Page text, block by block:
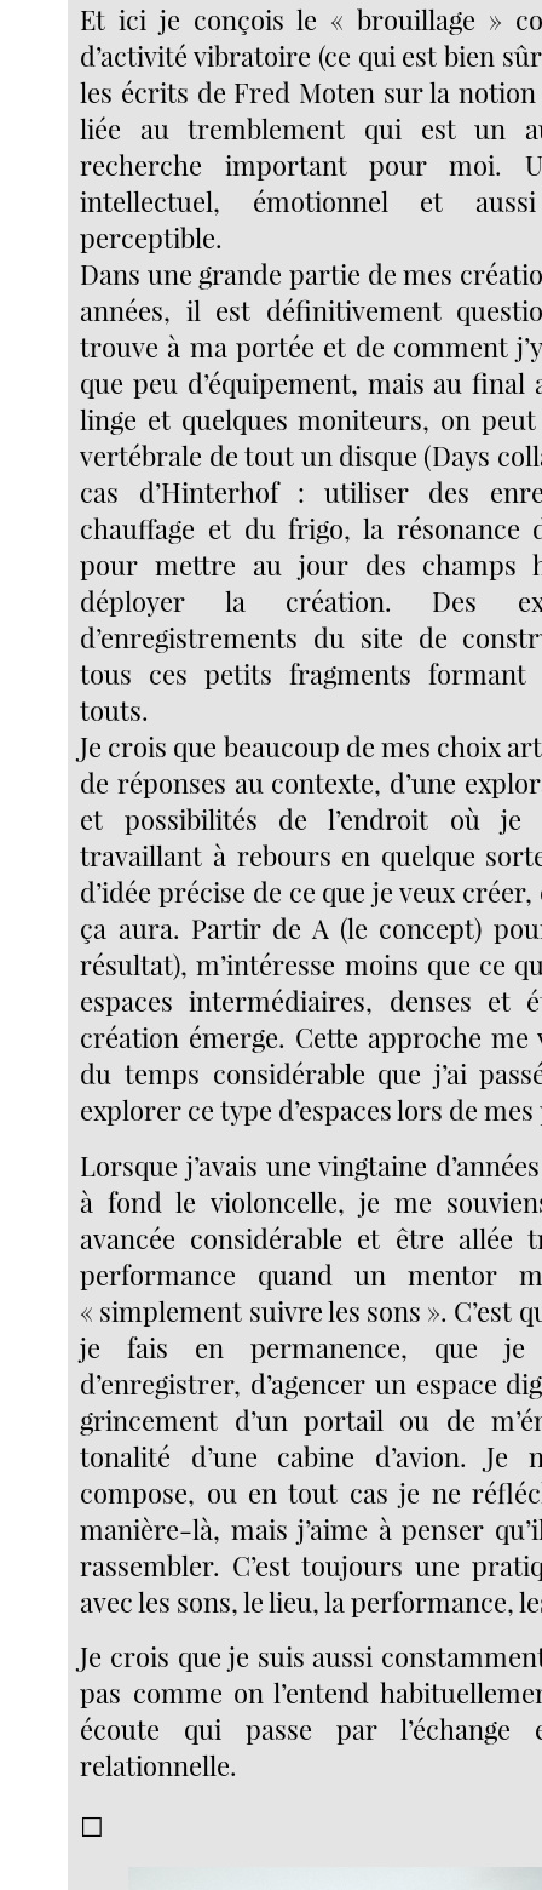
Et ici je conçois le « brouillage »
d’activité vibratoire (ce qui est bien
les écrits de Fred Moten sur la
liée au tremblement qui est un
recherche important pour moi.
intellectuel, émotionnel et aussi
perceptible.
Dans une grande partie de mes
années, il est définitivement
trouve à ma portée et de comment
que peu d’équipement, mais au final
linge et quelques moniteurs, on
vertébrale de tout un disque (Days
cas d’Hinterhof : utiliser des
chauffage et du frigo, la résonance
pour mettre au jour des champs
déployer la création. Des
d’enregistrements du site de
tous ces petits fragments formant
touts.
Je crois que beaucoup de mes choix
de réponses au contexte, d’une
et possibilités de l’endroit où
travaillant à rebours en quelque
d’idée précise de ce que je veux
ça aura. Partir de A (le concept)
résultat), m’intéresse moins que ce
espaces intermédiaires, denses et
création émerge. Cette approche me
du temps considérable que j’ai
explorer ce type d’espaces lors de
Lorsque j’avais une vingtaine
à fond le violoncelle, je me
avancée considérable et être allée
performance quand un mentor
« simplement suivre les sons ». C’est
je fais en permanence, que
d’enregistrer, d’agencer un espace
grincement d’un portail ou de
tonalité d’une cabine d’avion.
compose, ou en tout cas je ne
manière-là, mais j’aime à penser
rassembler. C’est toujours une
avec les sons, le lieu, la performance,
Je crois que je suis aussi
pas comme on l’entend
écoute qui passe par
relationnelle.
☐